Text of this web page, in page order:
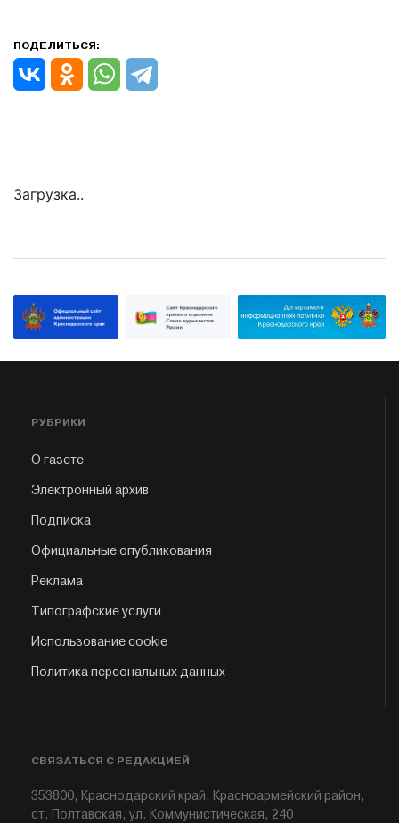
ПОДЕЛИТЬСЯ:
Загрузка..
РУБРИКИ
О газете
Электронный архив
Подписка
Официальные опубликования
Реклама
Типографские услуги
Использование cookie
Политика персональных данных
СВЯЗАТЬСЯ С РЕДАКЦИЕЙ
353800, Краснодарский край, Красноармейский район,
ст. Полтавская, ул. Коммунистическая, 240